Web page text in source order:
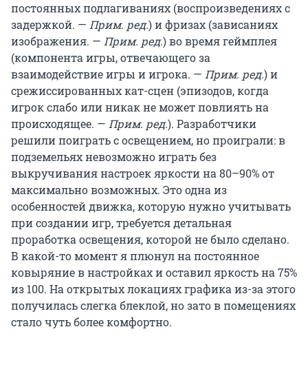
постоянных подлагиваниях (воспроизведениях с
задержкой. — Прим. ред.) и фризах (зависаниях
изображения. — Прим. ред.) во время геймплея
(компонента игры, отвечающего за
взаимодействие игры и игрока. — Прим. ред.) и
срежиссированных кат-сцен (эпизодов, когда
игрок слабо или никак не может повлиять на
происходящее. — Прим. ред.). Разработчики
решили поиграть с освещением, но проиграли: в
подземельях невозможно играть без
выкручивания настроек яркости на 80–90% от
максимально возможных. Это одна из
особенностей движка, которую нужно учитывать
при создании игр, требуется детальная
проработка освещения, которой не было сделано.
В какой-то момент я плюнул на постоянное
ковыряние в настройках и оставил яркость на 75%
из 100. На открытых локациях графика из-за этого
получилась слегка блеклой, но зато в помещениях
стало чуть более комфортно.